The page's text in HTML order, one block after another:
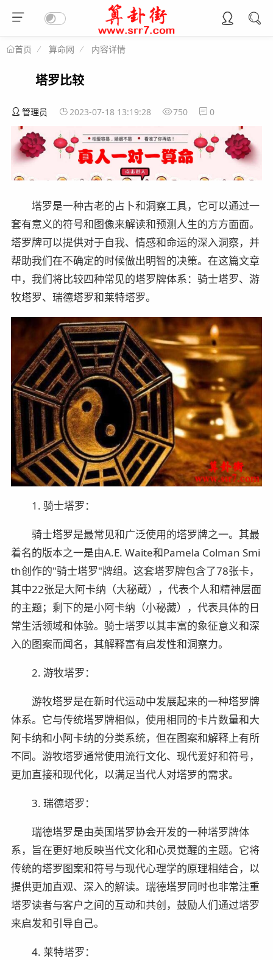
首页 算命网 内容详情
塔罗比较
管理员 2023-07-18 13:19:28 750 0
塔罗是一种古老的占卜和洞察工具，它可以通过一
套有意义的符号和图像来解读和预测人生的方方面面。
塔罗牌可以提供对于自我、情感和命运的深入洞察，并
帮助我们在不确定的时候做出明智的决策。在这篇文章
中，我们将比较四种常见的塔罗牌体系：骑士塔罗、游
牧塔罗、瑞德塔罗和莱特塔罗。
1. 骑士塔罗：
骑士塔罗是最常见和广泛使用的塔罗牌之一。其最
着名的版本之一是由A.E. Waite和Pamela Colman Smi
th创作的"骑士塔罗"牌组。这套塔罗牌包含了78张卡，
其中22张是大阿卡纳（大秘蔵），代表个人和精神层面
的主题；剩下的是小阿卡纳（小秘藏），代表具体的日
常生活领域和体验。骑士塔罗以其丰富的象征意义和深
入的图案而闻名，其解释富有启发性和洞察力。
2. 游牧塔罗：
游牧塔罗是在新时代运动中发展起来的一种塔罗牌
体系。它与传统塔罗牌相似，使用相同的卡片数量和大
阿卡纳和小阿卡纳的分类系统，但在图案和解释上有所
不同。游牧塔罗通常使用流行文化、现代爱好和符号，
更加直接和现代化，以满足当代人对塔罗的需求。
3. 瑞德塔罗：
瑞德塔罗是由英国塔罗协会开发的一种塔罗牌体
系，旨在更好地反映当代文化和心灵觉醒的主题。它将
传统的塔罗图案和符号与现代心理学的原理相结合，以
提供更加直观、深入的解读。瑞德塔罗同时也非常注重
塔罗读者与客户之间的互动和共创，鼓励人们通过塔罗
来启发和引导自己。
4. 莱特塔罗：